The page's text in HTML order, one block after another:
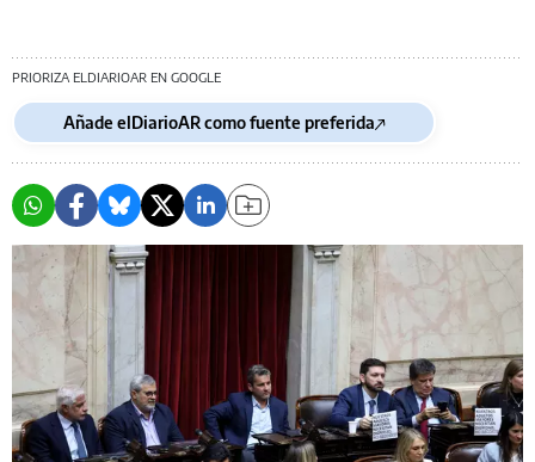
PRIORIZA ELDIARIOAR EN GOOGLE
Añade elDiarioAR como fuente preferida